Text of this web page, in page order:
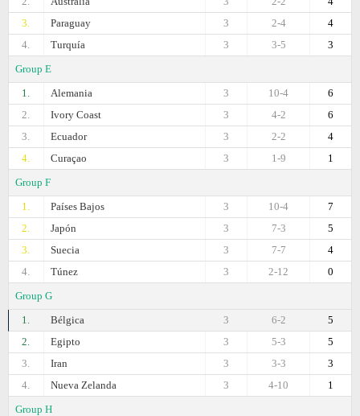
3.
Paraguay 4
2-4
3
4.
Turquía 3
3-5
3
Group E
1.
Alemania 6
10-4
3
2.
Ivory Coast 6
4-2
3
3.
Ecuador 4
2-2
3
4.
Curaçao 1
1-9
3
Group F
1.
Países Bajos 7
10-4
3
2.
Japón 5
7-3
3
3.
Suecia 4
7-7
3
4.
Túnez 0
2-12
3
Group G
1.
Bélgica 5
6-2
3
2.
Egipto 5
5-3
3
3.
Iran 3
3-3
3
4.
Nueva Zelanda 1
4-10
3
Group H